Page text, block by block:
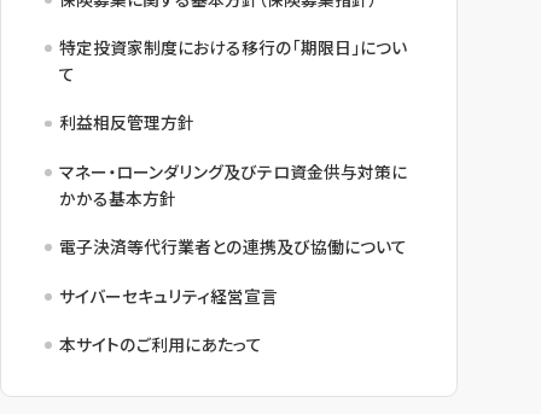
特定投資家制度における移行の「期限日」につい
て
利益相反管理方針
マネー・ローンダリング及びテロ資金供与対策に
かかる基本方針
電子決済等代行業者との連携及び協働について
サイバーセキュリティ経営宣言
本サイトのご利用にあたって